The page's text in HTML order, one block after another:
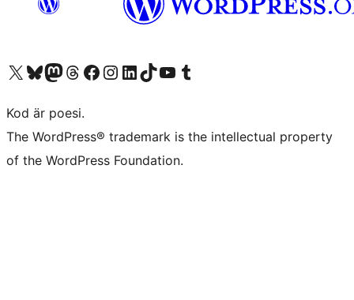
Besök vår X-konto (f.d. Twitter)
Besök vårt Bluesky-konto
Besök vårt Mastodon-konto
Besök vårt Thread-konto
Besök vår Facebook-sidaBesök vårt Instagram-konto
Besök vårt LinkedIn-konto
Besök vårt TikTok-konto
Besök vår YouTube-kanalBesök vårt Tumblr-konto
Kod är poesi.
The WordPress® trademark is the intellectual property
of the WordPress Foundation.